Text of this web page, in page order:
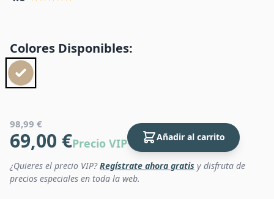
Colores Disponibles:
98,99 €
69,00 €Precio VIP Añadir al carrito
¿Quieres el precio VIP?Regístrate ahora gratis y disfruta de
precios especiales en toda la web.